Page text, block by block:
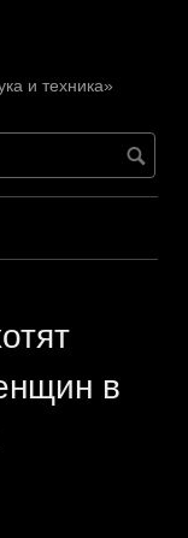
и техника»
в